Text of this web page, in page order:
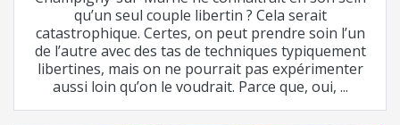
qu’un seul couple libertin ? Cela serait
catastrophique. Certes, on peut prendre soin l’un
de l’autre avec des tas de techniques typiquement
libertines, mais on ne pourrait pas expérimenter
aussi loin qu’on le voudrait. Parce que, oui, ...